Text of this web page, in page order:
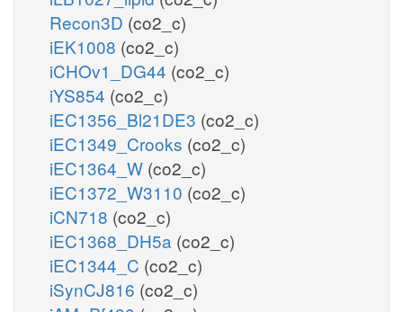
Recon3D (co2_c)
iEK1008 (co2_c)
iCHOv1_DG44 (co2_c)
iYS854 (co2_c)
iEC1356_Bl21DE3 (co2_c)
iEC1349_Crooks (co2_c)
iEC1364_W (co2_c)
iEC1372_W3110 (co2_c)
iCN718 (co2_c)
iEC1368_DH5a (co2_c)
iEC1344_C (co2_c)
iSynCJ816 (co2_c)